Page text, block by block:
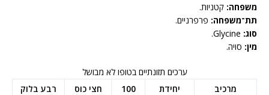
משפחה: קטניות.
תת־משפחה: פרפרניים.
סוג:
מין: סויה.
ערכים תזונתיים בטופו לא מבושל
מרכיב
יחידת
100
חצי כוס
רבע בלוק